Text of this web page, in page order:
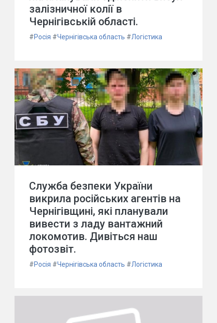
залізничної колії в
Чернігівській області.
#Росія #Чернігівська область #Логістика
Служба безпеки України
викрила російських агентів на
Чернігівщині, які планували
вивести з ладу вантажний
локомотив. Дивіться наш
фотозвіт.
#Росія #Чернігівська область #Логістика